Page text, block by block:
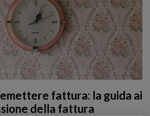
fattura: la guida ai
della fattura